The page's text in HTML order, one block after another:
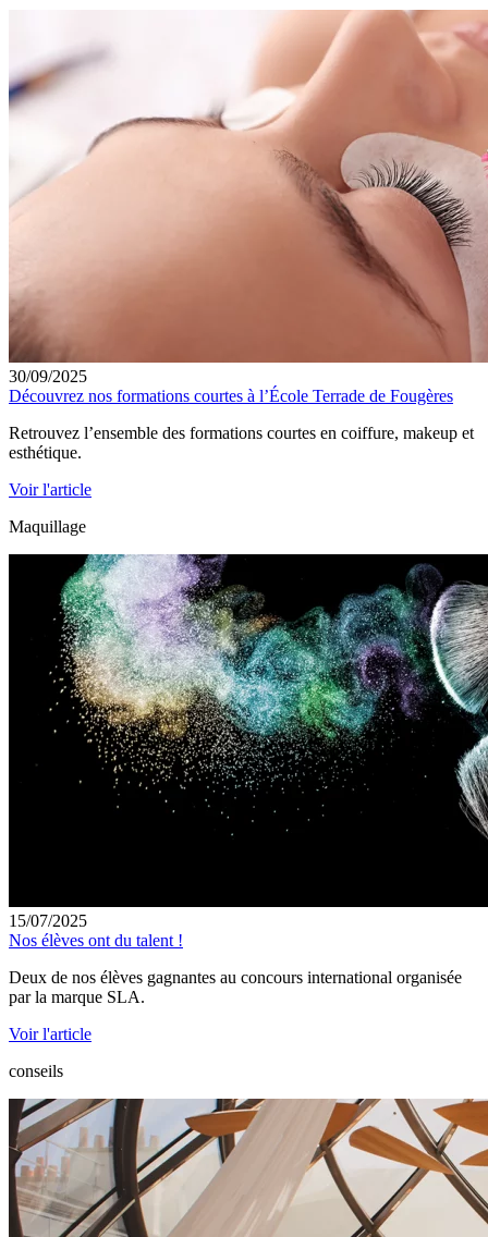
30/09/2025
Découvrez nos formations courtes à l’École Terrade de Fougères
Retrouvez l’ensemble des formations courtes en coiffure, makeup et
esthétique.
Voir l'article
Maquillage
15/07/2025
Nos élèves ont du talent !
Deux de nos élèves gagnantes au concours international organisée
par la marque SLA.
Voir l'article
conseils